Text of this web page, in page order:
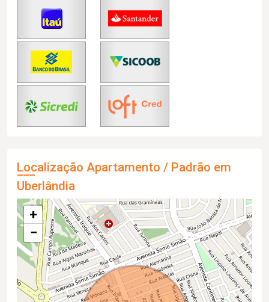
Localização Apartamento / Padrão em
Uberlândia
+
−